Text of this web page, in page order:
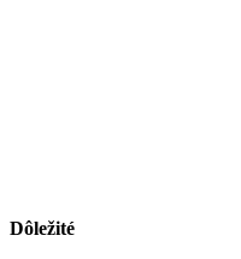
Dôležité